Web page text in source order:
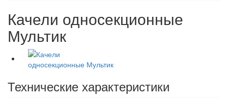
Качели односекционные
Мультик
Технические характеристики